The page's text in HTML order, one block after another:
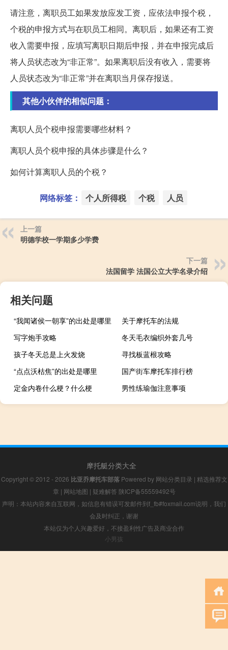
请注意，离职员工如果发放应发工资，应依法申报个税，
个税的申报方式与在职员工相同。离职后，如果还有工资
收入需要申报，应填写离职日期后申报，并在申报完成后
将人员状态改为“非正常”。如果离职后没有收入，需要将
人员状态改为“非正常”并在离职当月保存报送。
其他小伙伴的相似问题：
离职人员个税申报需要哪些材料？
离职人员个税申报的具体步骤是什么？
如何计算离职人员的个税？
网络标签： 个人所得税 个税 人员
上一篇
明德学校一学期多少学费
下一篇
法国留学 法国公立大学名录介绍
相关问题
“我闻诸侯一朝享”的出处是哪里
关于摩托车的法规
写字炮手攻略
冬天毛衣编织外套几号
孩子冬天总是上火发烧
寻找板蓝根攻略
“点点沃枯焦”的出处是哪里
国产街车摩托车排行榜
定金内卷什么梗？什么梗
男性练瑜伽注意事项
摩托艇分类大全
Copyright © 2012 - 2026 比亚乔摩托车部落Powered by 网站分类目录 | 精选推荐文
章 | 网站地图 | 疑难解答 陕ICP备55559492号
声明：本站内容来自互联网，如信息有错误可发邮件到f_fb#foxmail.com说明，我们
会及时纠正，谢谢
本站仅为个人兴趣爱好，不接盈利性广告及商业合作
小男孩